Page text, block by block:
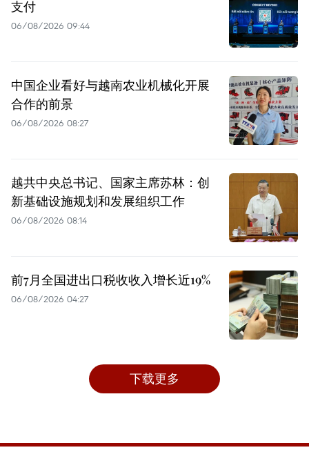
支付
06/08/2026 09:44
中国企业看好与越南农业机械化开展
合作的前景
06/08/2026 08:27
越共中央总书记、国家主席苏林：创
新基础设施规划和发展组织工作
06/08/2026 08:14
前7月全国进出口税收收入增长近19%
06/08/2026 04:27
下载更多